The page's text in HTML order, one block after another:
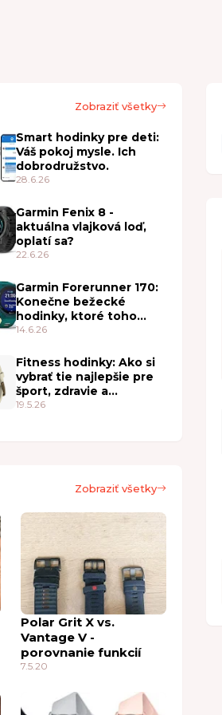
Zobraziť všetky
Smart hodinky pre deti:
Váš pokoj mysle. Ich
dobrodružstvo.
28.6.26
Garmin Fenix 8 -
aktuálna vlajková loď,
oplatí sa?
22.6.26
Garmin Forerunner 170:
Konečne bežecké
hodinky, ktoré toho
vedia toľko, koľko
14.6.26
Fitness hodinky: Ako si
vybrať tie najlepšie pre
šport, zdravie a
každodenné nosenie
19.5.26
Zobraziť všetky
Polar Grit X vs.
Vantage V -
porovnanie funkcií
7.5.20